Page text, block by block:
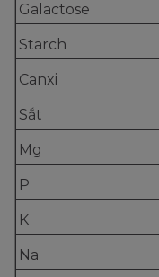
Galactose
Starch
Canxi
Sắt
Mg
P
K
Na